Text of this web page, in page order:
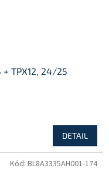
+ TPX12, 24/25
DETAIL
Kód: BL8A3335AH001-174